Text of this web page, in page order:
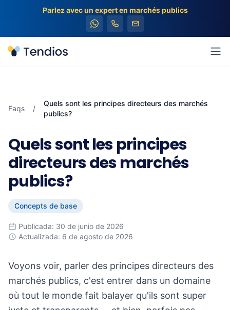
Parlez avec un expert en marchés publics
Tendios
Faqs /
Quels sont les principes directeurs des marchés
publics?
Quels sont les principes
directeurs des marchés
publics?
Concepts de base
Publicada: 30 de junio de 2026
Actualizada: 6 de agosto de 2026
Voyons voir, parler des principes directeurs des
marchés publics, c'est entrer dans un domaine
où tout le monde fait balayer qu'ils sont super